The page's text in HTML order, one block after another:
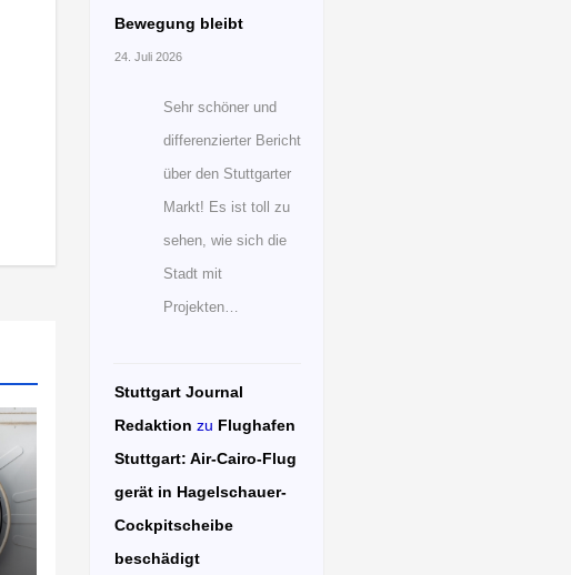
Bewegung bleibt
24. Juli 2026
Sehr schöner und
differenzierter Bericht
über den Stuttgarter
Markt! Es ist toll zu
sehen, wie sich die
Stadt mit
Projekten…
Stuttgart Journal
Redaktion zu Flughafen
Stuttgart: Air-Cairo-Flug
gerät in Hagelschauer-
Cockpitscheibe
beschädigt